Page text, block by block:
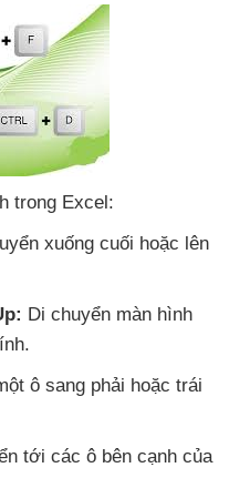
trong Excel:
xuống cuối hoặc lên
Di chuyển màn hình
ô sang phải hoặc trái
tới các ô bên cạnh của